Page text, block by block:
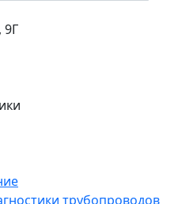
9Г
трубопроводов